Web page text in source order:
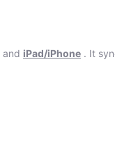
and iPad/iPhone . It